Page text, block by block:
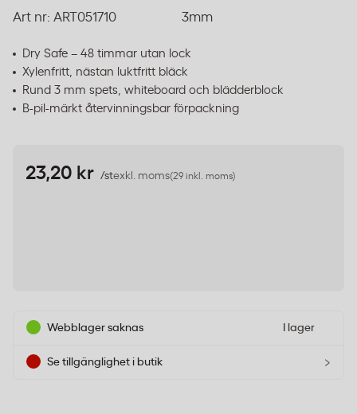
Art nr: ART051710 3mm
Dry Safe – 48 timmar utan lock
Xylenfritt, nästan luktfritt bläck
Rund 3 mm spets, whiteboard och blädderblock
B-pil-märkt återvinningsbar förpackning
23,20 kr /stexkl. moms(29 inkl. moms)
Webblager saknas I lager
Se tillgänglighet i butik ›